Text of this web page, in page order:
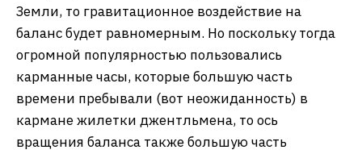
Земли, то гравитационное воздействие на
баланс будет равномерным. Но поскольку тогда
огромной популярностью пользовались
карманные часы, которые большую часть
времени пребывали (вот неожиданность) в
кармане жилетки джентльмена, то ось
вращения баланса также большую часть